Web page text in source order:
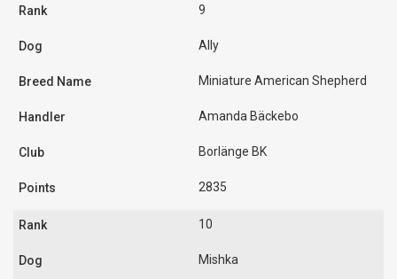
9
Ally
Miniature American Shepherd
Amanda Bäckebo
Borlänge BK
2835
10
Mishka